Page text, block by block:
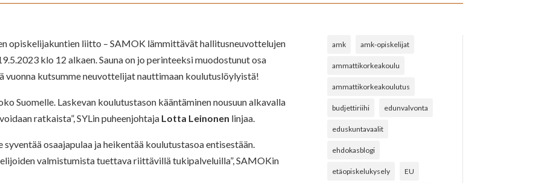
opiskelijakuntien liitto – SAMOK lämmittävät hallitusneuvottelujen
klo 12 alkaen. Sauna on jo perinteeksi muodostunut osa
vuonna kutsumme neuvottelijat nauttimaan koulutuslöylyistä!
Suomelle. Laskevan koulutustason kääntäminen nousuun alkavalla
ratkaista”, SYLin puheenjohtaja Lotta Leinonen linjaa.
osaajapulaa ja heikentää koulutustasoa entisestään.
valmistumista tuettava riittävillä tukipalveluilla”, SAMOKin
amk amk-opiskelijat
ammattikorkeakoulu
ammattikorkeakoulutus
budjettiriihi edunvalvonta
eduskuntavaalit
ehdokasblogi
etäopiskelukysely EU